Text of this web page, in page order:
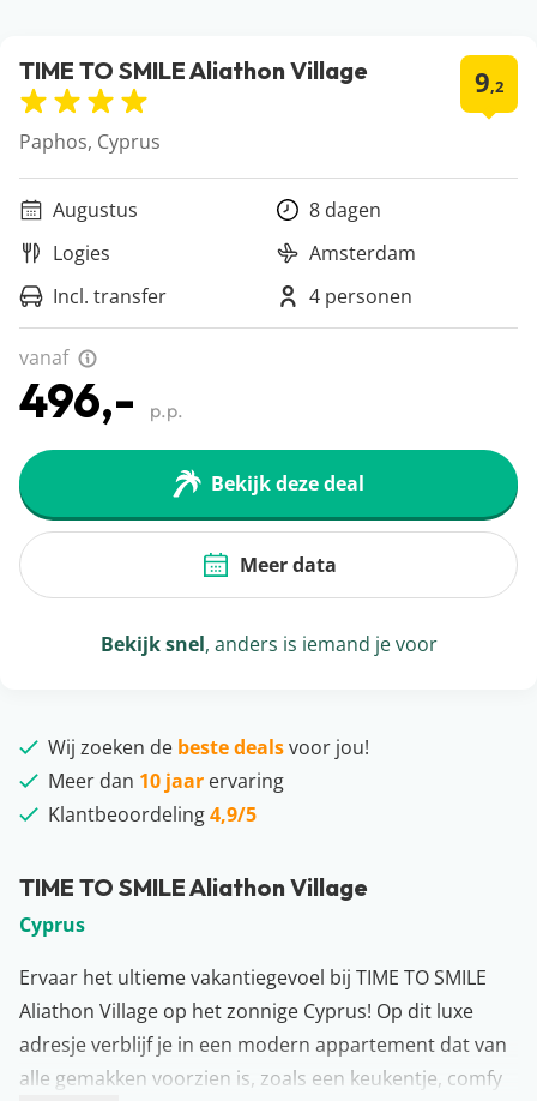
TIME TO SMILE Aliathon Village
Cyprus
Ervaar het ultieme vakantiegevoel bij TIME TO SMILE
Aliathon Village op het zonnige Cyprus! Op dit luxe
adresje verblijf je in een modern appartement dat van
alle gemakken voorzien is, zoals een keukentje, comfy
TIME TO SMILE Aliathon Village 9,2
Paphos, Cyprus
Augustus
8 dagen
Logies
Amsterdam
Incl. transfer
4 personen
vanaf
496,- p.p.
Bekijk deze deal
Meer data
Bekijk snel, anders is iemand je voor
Wij zoeken de beste dealsvoor jou!
Meer dan 10 jaar ervaring
Klantbeoordeling4,9/5